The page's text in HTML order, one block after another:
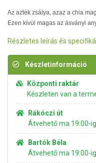
Az azték zsálya, azaz a chia
Ezen kívül magas az ásványi
Részletes leírás és
Készletinformáció
Központi raktár
Készleten van a
Rákóczi út
Átvehető ma 19:00-ig
Bartók Béla
Átvehető ma 19:00-ig